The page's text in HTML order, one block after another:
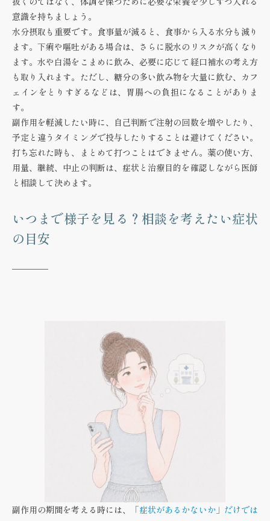
意識を持ちましょう。
水分摂取も重要です。食事量が減ると、食事から入る水分も減り
ます。下痢や嘔吐がある場合は、さらに脱水のリスクが高くなり
ます。水や白湯をこまめに飲み、必要に応じて経口補水の考え方
も取り入れます。ただし、糖分の多い飲み物を大量に飲む、カフ
ェインをとりすぎるなどは、胃腸への負担になることがありま
す。
副作用を軽減したい時に、自己判断で注射の回数を増やしたり、
予定と違うタイミングで投与したりすることは避けてください。
打ち忘れた時も、まとめて打つことはできません。薬の使い方、
用量、継続、中止の判断は、症状と治療目的を確認しながら医師
と相談して決めます。
いつまで様子を見る？相談を考えたい症状
の目安
副作用の期間を考える時には、
「症状があるかないか」だけでは